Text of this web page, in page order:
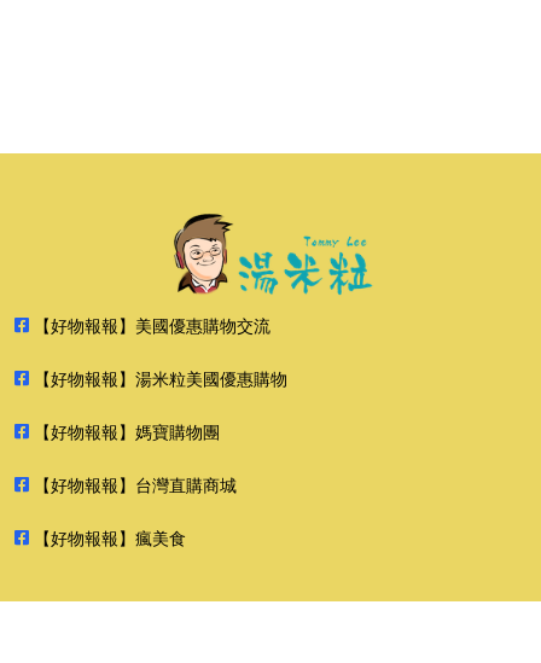
【好物報報】美國優惠購物交流
【好物報報】湯米粒美國優惠購物
【好物報報】媽寶購物團
【好物報報】台灣直購商城
【好物報報】瘋美食